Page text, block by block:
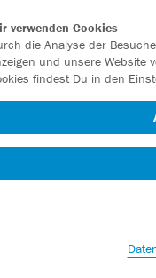
verwenden Cookies
die Analyse der
und unsere Website
findest Du in den